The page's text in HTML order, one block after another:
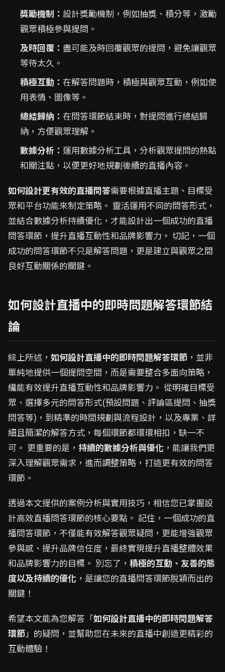
獎勵機制： 設計獎勵機制，例如抽獎、積分等，激勵
觀眾積極參與提問。
及時回覆： 盡可能及時回覆觀眾的提問，避免讓觀眾
等待太久。
積極互動： 在解答問題時，積極與觀眾互動，例如使
用表情、圖像等。
總結歸納： 在問答環節結束時，對提問進行總結歸
納，方便觀眾理解。
數據分析： 運用數據分析工具，分析觀眾提問的熱點
和關注點，以便更好地規劃後續的直播內容。
如何設計更有效的直播問答需要根據直播主題、目標受
眾和平台功能來制定策略。 靈活運用不同的問答形式，
並結合數據分析持續優化，才能設計出一個成功的直播
問答環節，提升直播互動性和品牌影響力。 切記，一個
成功的問答環節不只是解答問題，更是建立與觀眾之間
良好互動關係的關鍵。
如何設計直播中的即時問題解答環節結
論
綜上所述， 如何設計直播中的即時問題解答環節 ，並非
單純地提供一個提問空間，而是需要整合多面向策略，
纔能有效提升直播互動性和品牌影響力。 從明確目標受
眾、選擇多元的問答形式(預設問題、評論區提問、抽獎
問答等)，到精準的時間規劃與流程設計，以及專業、詳
細且簡潔的解答方式，每個環節都環環相扣，缺一不
可。 更重要的是， 持續的數據分析與優化 ，能讓我們更
深入理解觀眾需求，進而調整策略，打造更有效的問答
環節。
透過本文提供的案例分析與實用技巧，相信您已掌握設
計高效直播問答環節的核心要點。 記住，一個成功的直
播問答環節，不僅能有效解答觀眾疑問，更能增強觀眾
參與感、提升品牌信任度，最終實現提升直播整體效果
和品牌影響力的目標。 別忘了， 積極的互動、友善的態
度以及持續的優化 ，是讓您的直播問答環節脫穎而出的
關鍵！
希望本文能為您解答「如何設計直播中的即時問題解答
環節」的疑問，並幫助您在未來的直播中創造更精彩的
互動體驗！